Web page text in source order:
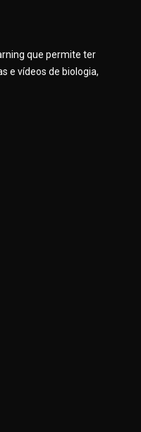
que permite ter
e vídeos de biologia,